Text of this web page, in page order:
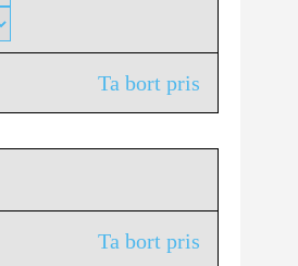
Ta bort pris
Ta bort pris